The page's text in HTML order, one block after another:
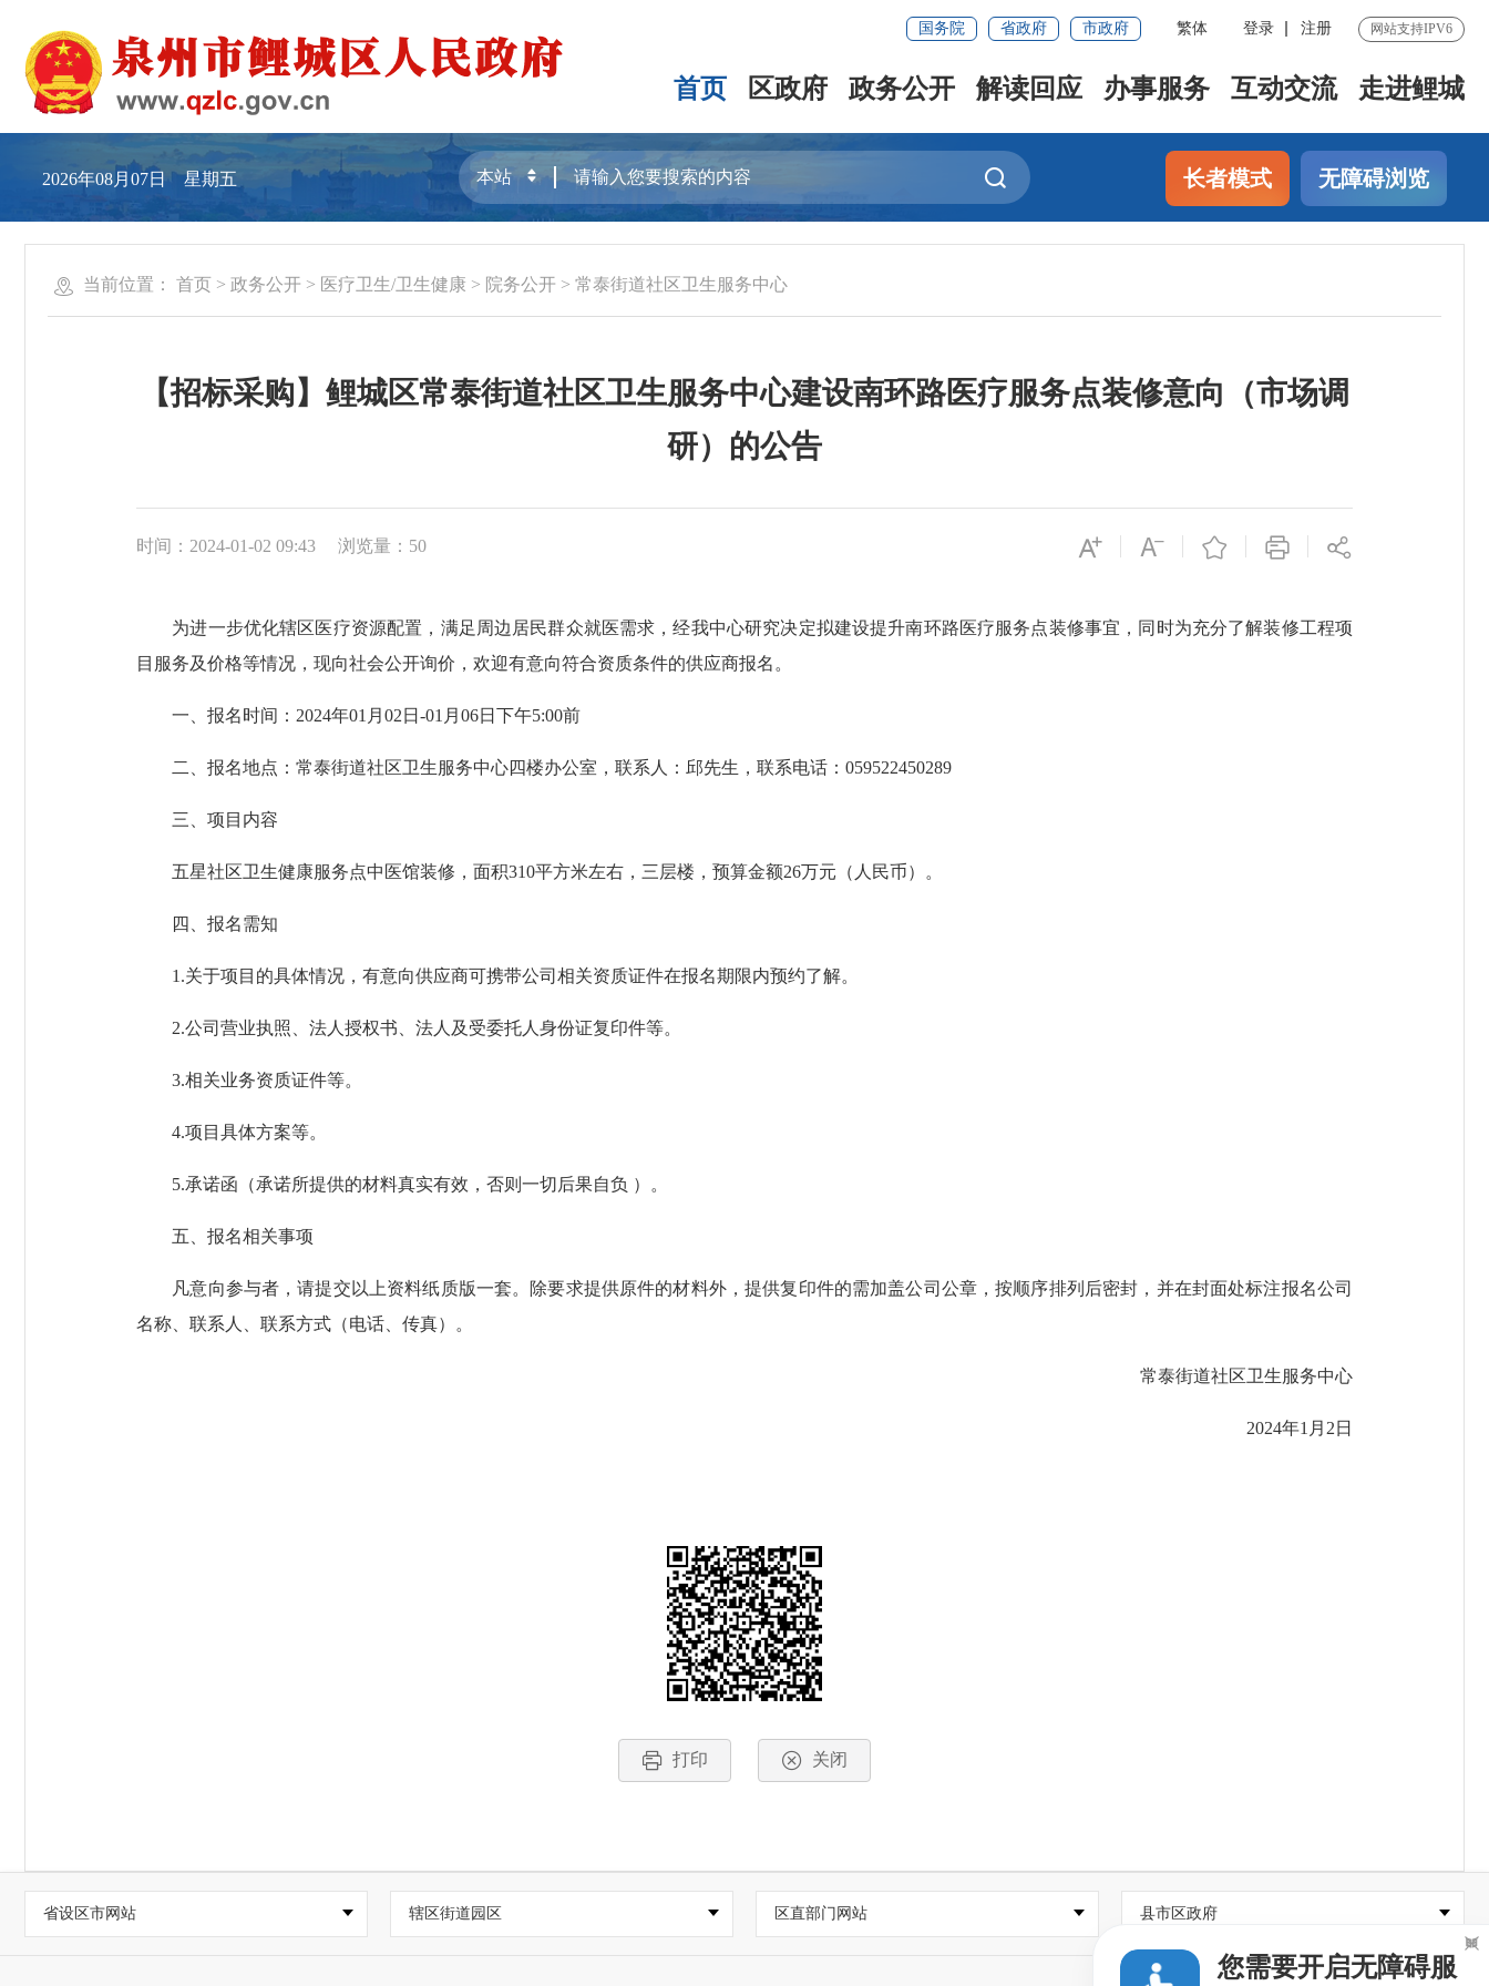
国务院 省政府 市政府 繁体 登录 注册 网站支持IPV6
首页 区政府 政务公开 解读回应 办事服务 互动交流 走进鲤城
2026年08月07日 星期五 长者模式 无障碍浏览
当前位置： 首页 > 政务公开 > 医疗卫生/卫生健康 > 院务公开 > 常泰街道社区卫生服务中心
【招标采购】鲤城区常泰街道社区卫生服务中心建设南环路医疗服务点装修意向（市场调
研）的公告
时间：2024-01-02 09:43 浏览量： 50
为进一步优化辖区医疗资源配置，满足周边居民群众就医需求，经我中心研究决定拟建设提升南环路医疗服务点装修事宜，同时为充分了解装修工程项
目服务及价格等情况，现向社会公开询价，欢迎有意向符合资质条件的供应商报名。
一、报名时间：2024年01月02日-01月06日下午5:00前
二、报名地点：常泰街道社区卫生服务中心四楼办公室，联系人：邱先生，联系电话：059522450289
三、项目内容
五星社区卫生健康服务点中医馆装修，面积310平方米左右，三层楼，预算金额26万元（人民币）。
四、报名需知
1.关于项目的具体情况，有意向供应商可携带公司相关资质证件在报名期限内预约了解。
2.公司营业执照、法人授权书、法人及受委托人身份证复印件等。
3.相关业务资质证件等。
4.项目具体方案等。
5.承诺函（承诺所提供的材料真实有效，否则一切后果自负 ）。
五、报名相关事项
凡意向参与者，请提交以上资料纸质版一套。除要求提供原件的材料外，提供复印件的需加盖公司公章，按顺序排列后密封，并在封面处标注报名公司
名称、联系人、联系方式（电话、传真）。
常泰街道社区卫生服务中心
2024年1月2日
打印 关闭
省设区市网站 辖区街道园区 区直部门网站 县市区政府
您需要开启无障碍服
